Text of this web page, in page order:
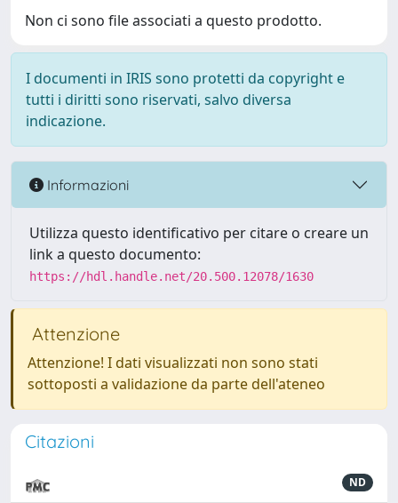
Non ci sono file associati a questo prodotto.
I documenti in IRIS sono protetti da copyright e
tutti i diritti sono riservati, salvo diversa
indicazione.
Informazioni
Utilizza questo identificativo per citare o creare un
link a questo documento:
https://hdl.handle.net/20.500.12078/1630
Attenzione
Attenzione! I dati visualizzati non sono stati
sottoposti a validazione da parte dell'ateneo
Citazioni
ND